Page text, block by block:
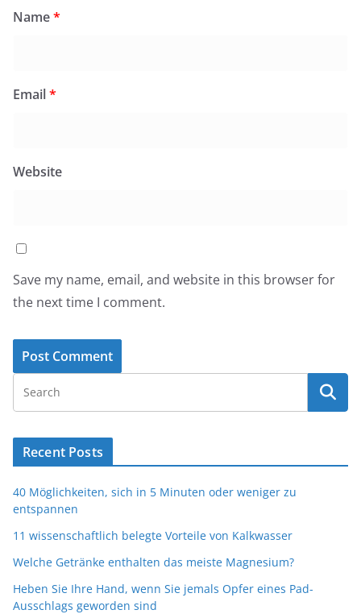
Name*
Email*
Website
Save my name, email, and website in this browser for
the next time I comment.
Recent Posts
40 Möglichkeiten, sich in 5 Minuten oder weniger zu
entspannen
11 wissenschaftlich belegte Vorteile von Kalkwasser
Welche Getränke enthalten das meiste Magnesium?
Heben Sie Ihre Hand, wenn Sie jemals Opfer eines Pad-
Ausschlags geworden sind